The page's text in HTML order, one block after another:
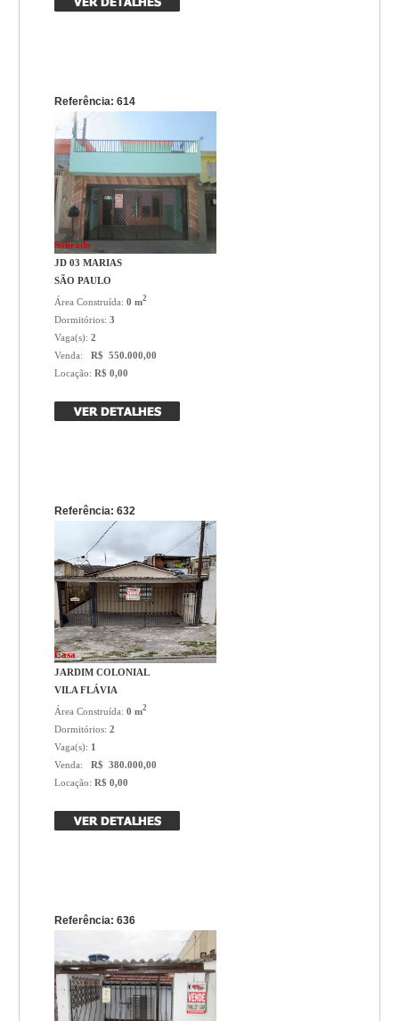
Referência: 614
Sobrado
JD 03 MARIAS
SÃO PAULO
Área Construída:0 m2
Dormitórios:3
Vaga(s):2
Venda:
R$ 550.000,00
Locação:R$ 0,00
Referência: 632
Casa
JARDIM COLONIAL
VILA FLÁVIA
Área Construída:0 m2
Dormitórios:2
Vaga(s): 1
Venda:
R$ 380.000,00
Locação:R$ 0,00
Referência: 636